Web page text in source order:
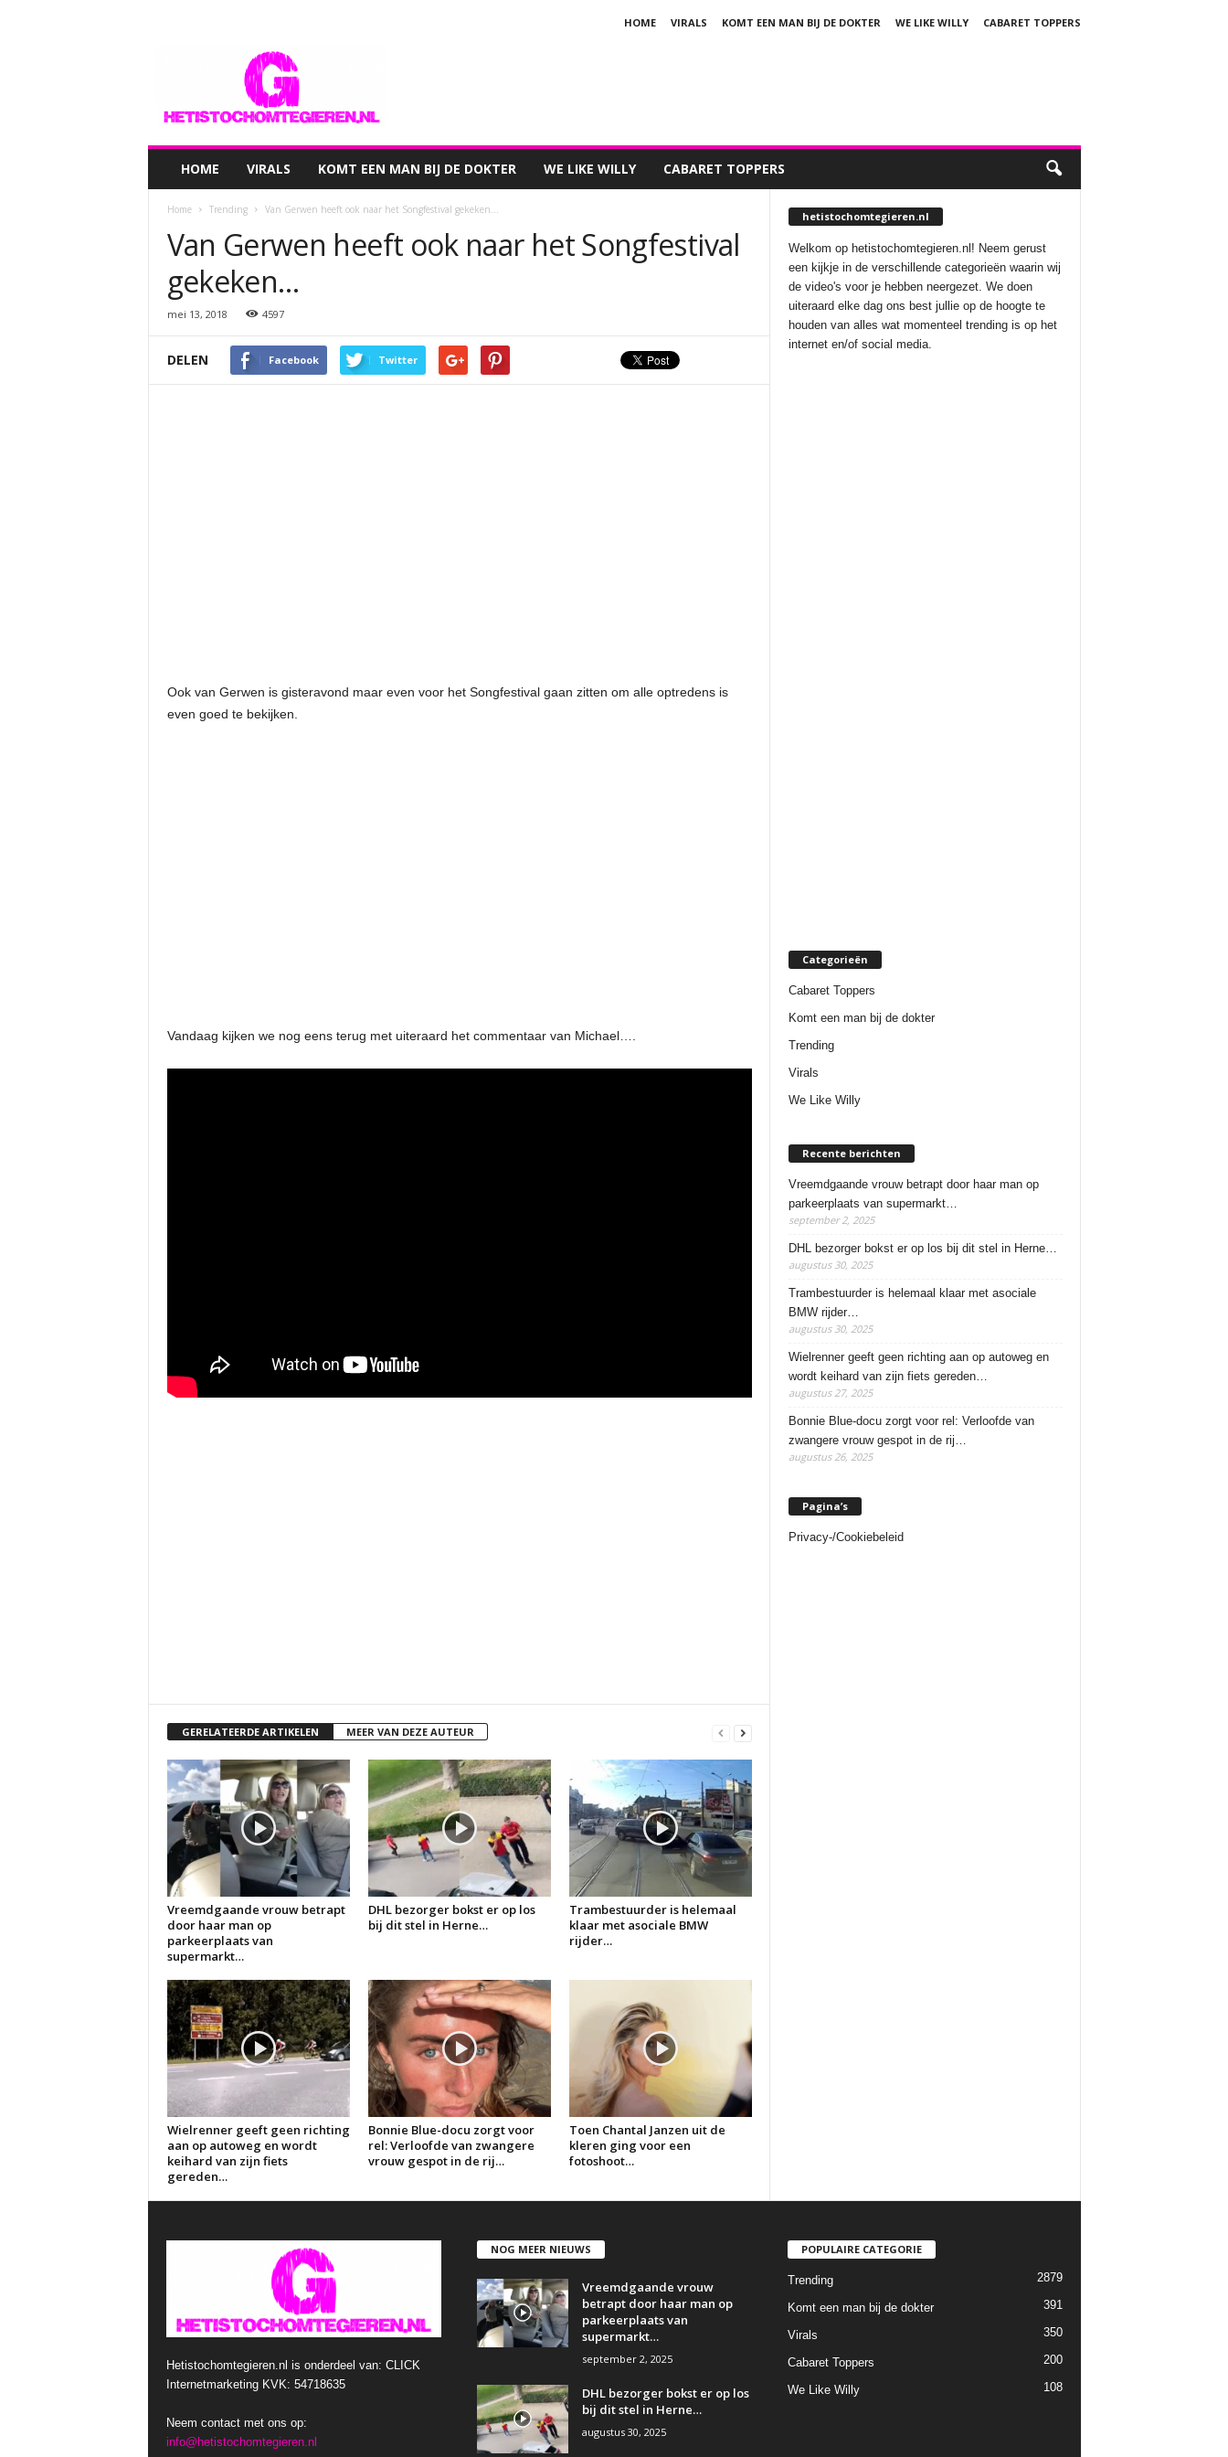
HOME VIRALS KOMT EEN MAN BIJ DE DOKTER WE LIKE WILLY
CABARET TOPPERS
HOME VIRALS KOMT EEN MAN BIJ DE DOKTER WE LIKE WILLY CABARET TOPPERS
Home Trending Van Gerwen heeft ook naar het Songfestival gekeken…
Van Gerwen heeft ook naar het Songfestival
gekeken…
mei 13, 2018 4597
DELEN Facebook Twitter
Ook van Gerwen is gisteravond maar even voor het Songfestival gaan zitten om alle optredens is
even goed te bekijken.
Vandaag kijken we nog eens terug met uiteraard het commentaar van Michael….
GERELATEERDE ARTIKELEN MEER VAN DEZE AUTEUR
Vreemdgaande vrouw betrapt
door haar man op
parkeerplaats van
supermarkt…
DHL bezorger bokst er op los
bij dit stel in Herne…
Trambestuurder is helemaal
klaar met asociale BMW
rijder…
Wielrenner geeft geen richting
aan op autoweg en wordt
keihard van zijn fiets
gereden…
Bonnie Blue-docu zorgt voor
rel: Verloofde van zwangere
vrouw gespot in de rij…
Toen Chantal Janzen uit de
kleren ging voor een
fotoshoot…
hetistochomtegieren.nl
Welkom op hetistochomtegieren.nl! Neem gerust
een kijkje in de verschillende categorieën waarin wij
de video's voor je hebben neergezet. We doen
uiteraard elke dag ons best jullie op de hoogte te
houden van alles wat momenteel trending is op het
internet en/of social media.
Categorieën
Cabaret Toppers
Komt een man bij de dokter
Trending
Virals
We Like Willy
Recente berichten
Vreemdgaande vrouw betrapt door haar man op
parkeerplaats van supermarkt…
september 2, 2025
DHL bezorger bokst er op los bij dit stel in Herne…
augustus 30, 2025
Trambestuurder is helemaal klaar met asociale
BMW rijder…
augustus 30, 2025
Wielrenner geeft geen richting aan op autoweg en
wordt keihard van zijn fiets gereden…
augustus 27, 2025
Bonnie Blue-docu zorgt voor rel: Verloofde van
zwangere vrouw gespot in de rij…
augustus 26, 2025
Pagina’s
Privacy-/Cookiebeleid
Hetistochomtegieren.nl is onderdeel van: CLICK
Internetmarketing KVK: 54718635
Neem contact met ons op:
info@hetistochomtegieren.nl
NOG MEER NIEUWS
Vreemdgaande vrouw
betrapt door haar man op
parkeerplaats van
supermarkt…
september 2, 2025
DHL bezorger bokst er op los
bij dit stel in Herne…
augustus 30, 2025
POPULAIRE CATEGORIE
Trending 2879
Komt een man bij de dokter 391
Virals 350
Cabaret Toppers 200
We Like Willy 108